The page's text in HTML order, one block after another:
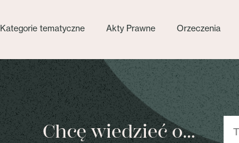
Kategorie tematyczne Akty Prawne Orzeczenia
Chcę wiedzieć o...